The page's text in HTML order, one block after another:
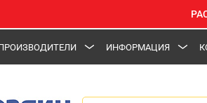
ИНФОРМАЦИЯ